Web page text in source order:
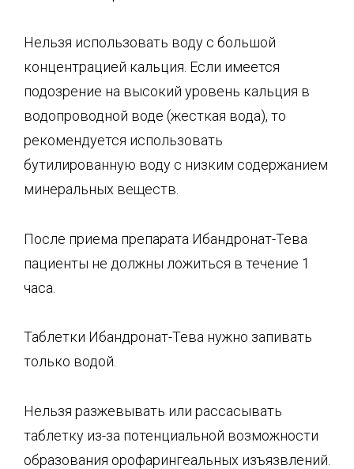
Нельзя использовать воду с большой
концентрацией кальция. Если имеется
подозрение на высокий уровень кальция в
водопроводной воде (жесткая вода), то
рекомендуется использовать
бутилированную воду с низким содержанием
минеральных веществ.
После приема препарата Ибандронат-Тева
пациенты не должны ложиться в течение 1
часа.
Таблетки Ибандронат-Тева нужно запивать
только водой.
Нельзя разжевывать или рассасывать
таблетку из-за потенциальной возможности
образования орофарингеальных изъязвлений.